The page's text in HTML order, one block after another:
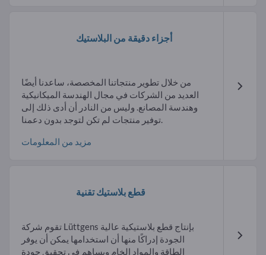
أجزاء دقيقة من البلاستيك
من خلال تطوير منتجاتنا المخصصة، ساعدنا أيضًا
العديد من الشركات في مجال الهندسة الميكانيكية
وهندسة المصانع. وليس من النادر أن أدى ذلك إلى
توفير منتجات لم تكن لتوجد بدون دعمنا.
مزيد من المعلومات
قطع بلاستيك تقنية
تقوم شركة Lüttgens بإنتاج قطع بلاستيكية عالية
الجودة إدراكًا منها أن استخدامها يمكن أن يوفر
الطاقة والمواد الخام ويساهم في تحقيق جودة